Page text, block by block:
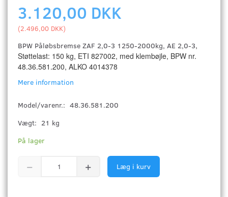
3.120,00 DKK
(2.496,00 DKK)
BPW Påløbsbremse ZAF 2,0-3 1250-2000kg, AE 2,0-3,
Støttelast: 150 kg, ETI 827002, med klembøjle, BPW nr.
48.36.581.200, ALKO 4014378
Mere information
Model/varenr.: 48.36.581.200
Vægt: 21 kg
På lager
Læg i kurv